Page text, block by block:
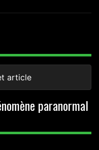
article
paranormal